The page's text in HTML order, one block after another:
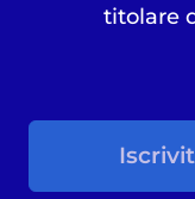
titolare